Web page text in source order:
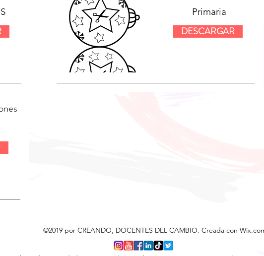
Primaria
DESCARGAR
©2019 por CREANDO, DOCENTES DEL CAMBIO. Creada con